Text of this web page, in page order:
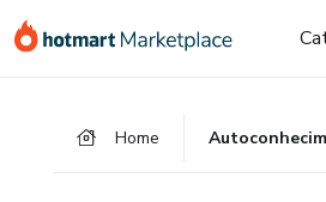
para
para
para
Home